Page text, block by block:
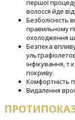
першої
волосся йде
Безболісність
правильному
охолодження
Безпека
інфікування,
покриву.
Комфортність
Видалення